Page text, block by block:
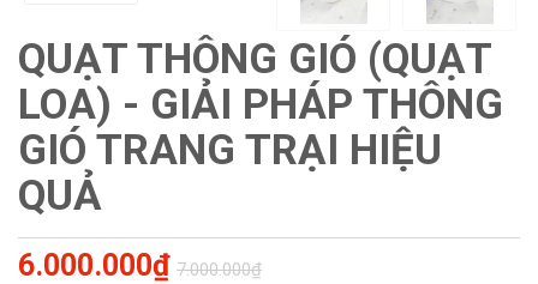
QUẠT THÔNG GIÓ (QUẠT
LOA) - GIẢI PHÁP THÔNG
GIÓ TRANG TRẠI HIỆU
QUẢ
6.000.000₫ 7.000.000₫